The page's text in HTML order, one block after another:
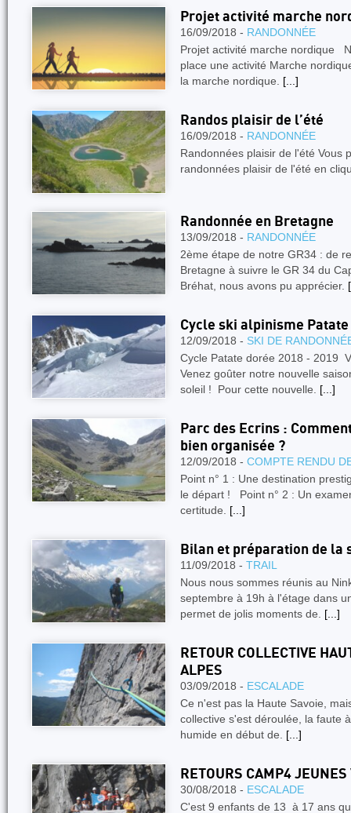
Projet activité marche
16/09/2018 - RANDONNÉE
Projet activité marche nordique
place une activité Marche
la marche nordique. [...]
Randos plaisir de l’été
16/09/2018 - RANDONNÉE
Randonnées plaisir de l'été Vous
randonnées plaisir de l'été en
Randonnée en Bretagne
13/09/2018 - RANDONNÉE
2ème étape de notre GR34 : de
Bretagne à suivre le GR 34 du
Bréhat, nous avons pu apprécier.
Cycle ski alpinisme
12/09/2018 - SKI DE
Cycle Patate dorée 2018 - 2019
Venez goûter notre nouvelle
soleil ! Pour cette nouvelle. [...]
Parc des Ecrins :
bien organisée ?
12/09/2018 - COMPTE RENDU
Point n° 1 : Une destination
le départ ! Point n° 2 : Un
certitude. [...]
Bilan et préparation de la
11/09/2018 - TRAIL
Nous nous sommes réunis au
septembre à 19h à l'étage dans
permet de jolis moments de. [...]
RETOUR COLLECTIVE
ALPES
03/09/2018 - ESCALADE
Ce n'est pas la Haute Savoie,
collective s'est déroulée, la faute
humide en début de. [...]
RETOURS CAMP4
30/08/2018 - ESCALADE
C'est 9 enfants de 13 à 17 ans